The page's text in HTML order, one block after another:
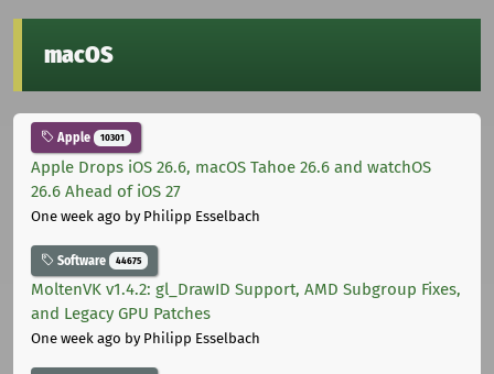
macOS
Apple 10301
Apple Drops iOS 26.6, macOS Tahoe 26.6 and watchOS
26.6 Ahead of iOS 27
One week ago by Philipp Esselbach
Software 44675
MoltenVK v1.4.2: gl_DrawID Support, AMD Subgroup Fixes,
and Legacy GPU Patches
One week ago by Philipp Esselbach